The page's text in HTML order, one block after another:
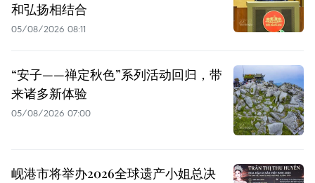
和弘扬相结合
05/08/2026 08:11
“安子——禅定秋色”系列活动回归，带
来诸多新体验
05/08/2026 07:00
岘港市将举办2026全球遗产小姐总决